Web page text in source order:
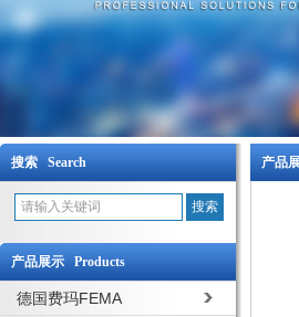
搜索 Search
产品展示 Products
德国费玛FEMA
产品